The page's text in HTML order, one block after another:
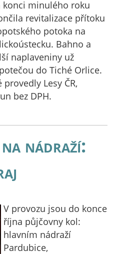
konci minulého roku
revitalizace přítoku
potoka na
Bahno a
naplaveniny už
do Tiché Orlice.
Lesy ČR,
bez DPH.
nádraží:
V provozu jsou do konce
října půjčovny kol:
hlavním nádraží
Pardubice,